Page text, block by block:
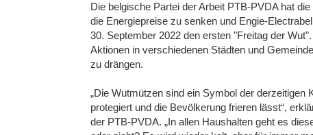
Die belgische Partei der Arbeit PTB-PVDA hat
die Energiepreise zu senken und Engie-
30. September 2022 den ersten "Freitag der
Aktionen in verschiedenen Städten und
zu drängen.
„Die Wutmützen sind ein Symbol der derzeitigen
protegiert und die Bevölkerung frieren lässt“,
der PTB-PVDA. „In allen Haushalten geht es